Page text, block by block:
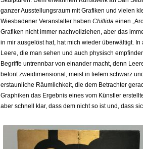
ganzer Ausstellungsraum mit Grafiken und vielen
Wiesbadener Veranstalter haben Chillida einen
Grafiken nicht immer nachvollziehen, aber das
in mir ausgelöst hat, hat mich wieder überwältigt.
Leere, die man sehen und auch physisch
Begriffe untrennbar von einander macht, denn
betont zweidimensional, meist in tiefem schwarz
erstaunliche Räumlichkeit, die dem Betrachter
Graphiken das Ergebnis eines vom Künstler
aber schnell klar, dass dem nicht so ist und, dass